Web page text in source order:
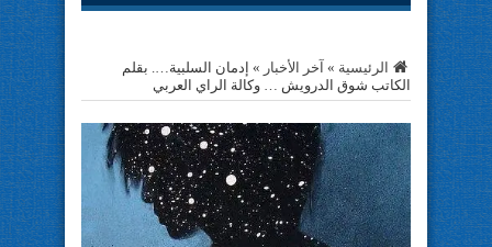
الرئيسية » آخر الأخبار » إدمان السلبية…. بقلم
الكاتب شوق الدرويش … وكالة الراي العربي